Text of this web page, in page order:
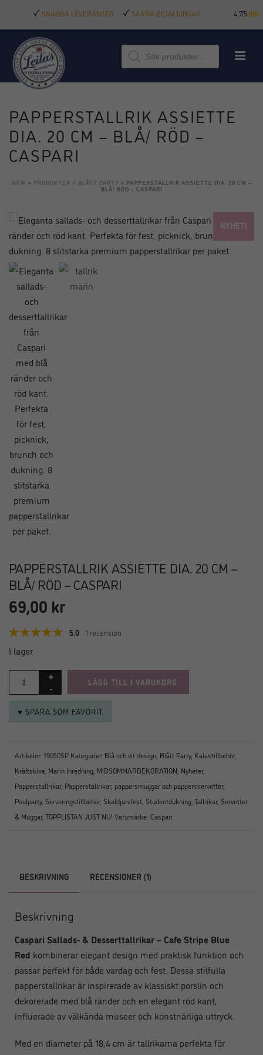
SNABBA LEVERANSER SÄKRA BETALNINGAR 4.7/5
Produktsökning
PAPPERSTALLRIK ASSIETTE
DIA. 20 CM – BLÅ/ RÖD –
CASPARI
HEM » PRODUKTER » BLÅTT PARTY » PAPPERSTALLRIK ASSIETTE DIA. 20 CM –
BLÅ/ RÖD – CASPARI
NYHET!
PAPPERSTALLRIK ASSIETTE DIA. 20 CM –
BLÅ/ RÖD – CASPARI
69,00 kr
5.0 1 recension
I lager
LÄGG TILL I VARUKORG
♥ SPARA SOM FAVORIT
Artikelnr: 19050SP Kategorier: Blå och vit design Blått Party, Kalastillbehör,
Kräftskiva Marin Inredning MIDSOMMARDEKORATION Nyheter,
Papperstallrikar, Papperstallrikar, pappersmuggar och pappersservetter,
Poolparty, Serveringstillbehör, Skaldjursfest Studentdukning Tallrikar, Servetter
& Muggar, TOPPLISTAN JUST NU! Varumärke: Caspari
BESKRIVNING RECENSIONER (1)
Beskrivning
Caspari Sallads- & Desserttallrikar – Cafe Stripe Blue
Red kombinerar elegant design med praktisk funktion och
passar perfekt för både vardag och fest. Dessa stilfulla
papperstallrikar är inspirerade av klassiskt porslin och
dekorerade med blå ränder och en elegant röd kant,
influerade av välkända museer och konstnärliga uttryck.
Med en diameter på 18,4 cm är tallrikarna perfekta för